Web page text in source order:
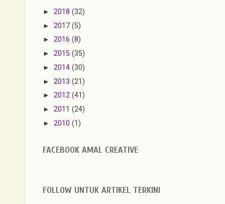
► 2018 (32)
► 2017 (5)
► 2016 (8)
► 2015 (35)
► 2014 (30)
► 2013 (21)
► 2012 (41)
► 2011 (24)
► 2010 (1)
FACEBOOK AMAL CREATIVE
FOLLOW UNTUK ARTIKEL TERKINI